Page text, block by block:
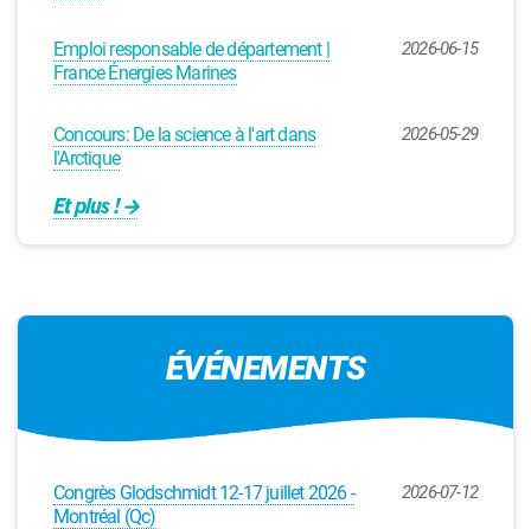
2026-06-15
Emploi responsable de département |
France Énergies Marines
2026-05-29
Concours: De la science à l'art dans
l'Arctique
Et plus !
ÉVÉNEMENTS
2026-07-12
Congrès Glodschmidt 12-17 juillet 2026 -
Montréal (Qc)